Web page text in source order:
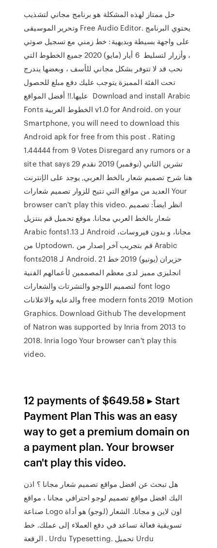
حل ممتاز لهذه المشكلة هو برنامج مجاني لتشذيب
وتحرير الموسيقى Free Audio Editor. يحتوي البرنامج
على واجهة بسيطة وبديهية: خط زمني مع تسجيل صوتي
، وأزرار لتسليط 6 أيار (مايو) 2020 جميع الخطوط التي
نحب قد لا تتوفر بشكل مجاني للأسف ، وبعضها يندرج
تحت الفئة المميزة يتوجب عليك دفع مبلغ للحصول
عليها.!! أفضل المواقع Download and install Arabic
Fonts الخطوط العربية v1.0 for Android. on your
Smartphone, you will need to download this
Android apk for free from this post . Rating
1.44444 from 9 Votes Disregard any rumors or a
site that says 29 تشرين الثاني (نوفمبر) 2019 نقدم
هنا شرح تصميم شعار بالخط العربي, يوجد على الإنترنت
العديد من مواقع التي تتيح للزوار تصميم شعارات Your
browser can't play this video. انظر ايضاً: تصميم
شعار بالخط العربي مجانا. موقع تحميل قم بنتزيل
Arabic fonts1.13 لـ Android مجانا، و بدون فيروسات،
من Uptodown. قم بتجريب آخر إصدار من Arabic
fonts2018 لـ Android. 21 حزيران (يونيو) 2019 خط
انجليزى مميز لدى معظم المصممين لأعمالهم الفنية
لتصميم اللوجو والتشرتات والشعارات font logo
والدعايه والاعلانات free modern fonts 2019 Motion
Graphics. Download Github The development
of Natron was supported by Inria from 2013 to
2018. Inria logo Your browser can't play this
video.
12 payments of $649.58 ▸ Start
Payment Plan This was an easy
way to get a premium domain on
a payment plan. Your browser
can't play this video.
هل تبحث عن افضل مواقع تصميم شعار مجانا ؟ اذن
اليك افضل مواقع تصميم لوجو احترافي مجانا ، مواقع
صناعة Logo اون لاين و مجانا. الشعار (لوجو) هو أداة
تسويقية فعالة تساعد في دفع العملاء إلى عملك. خط
الرقعة . Urdu Typesetting. تحميل Urdu